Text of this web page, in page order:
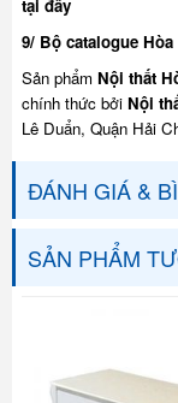
tại đây
9/ Bộ catalogue Hòa
Sản phẩm Nội thất
chính thức bởi Nội
Lê Duẩn, Quận Hải
ĐÁNH GIÁ &
SẢN PHẨM